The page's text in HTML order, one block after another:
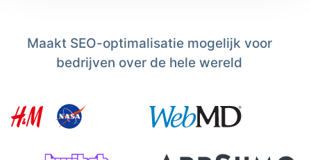
Maakt SEO-optimalisatie mogelijk voor
bedrijven over de hele wereld